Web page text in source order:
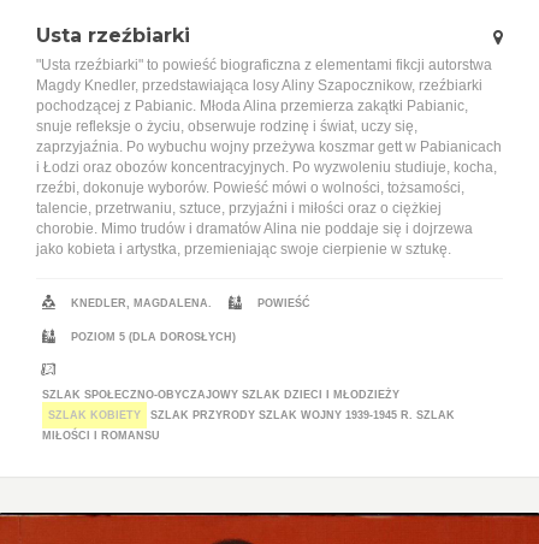
Usta rzeźbiarki
"Usta rzeźbiarki" to powieść biograficzna z elementami fikcji autorstwa
Magdy Knedler, przedstawiająca losy Aliny Szapocznikow, rzeźbiarki
pochodzącej z Pabianic. Młoda Alina przemierza zakątki Pabianic,
snuje refleksje o życiu, obserwuje rodzinę i świat, uczy się,
zaprzyjaźnia. Po wybuchu wojny przeżywa koszmar gett w Pabianicach
i Łodzi oraz obozów koncentracyjnych. Po wyzwoleniu studiuje, kocha,
rzeźbi, dokonuje wyborów. Powieść mówi o wolności, tożsamości,
talencie, przetrwaniu, sztuce, przyjaźni i miłości oraz o ciężkiej
chorobie. Mimo trudów i dramatów Alina nie poddaje się i dojrzewa
jako kobieta i artystka, przemieniając swoje cierpienie w sztukę.
KNEDLER, MAGDALENA. POWIEŚĆ
POZIOM 5 (DLA DOROSŁYCH)
SZLAK SPOŁECZNO-OBYCZAJOWY SZLAK DZIECI I MŁODZIEŻY
SZLAK KOBIETY
SZLAK PRZYRODY SZLAK WOJNY 1939-1945 R. SZLAK
MIŁOŚCI I ROMANSU